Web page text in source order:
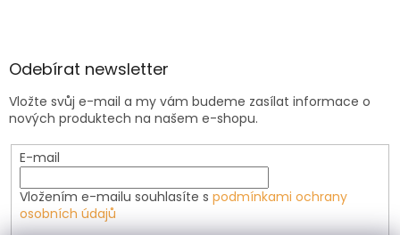
Odebírat newsletter
Vložte svůj e-mail a my vám budeme zasílat informace o
nových produktech na našem e-shopu.
E-mail
Vložením e-mailu souhlasíte s podmínkami ochrany
osobních údajů